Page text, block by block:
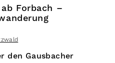
Forbach –
den Gausbacher